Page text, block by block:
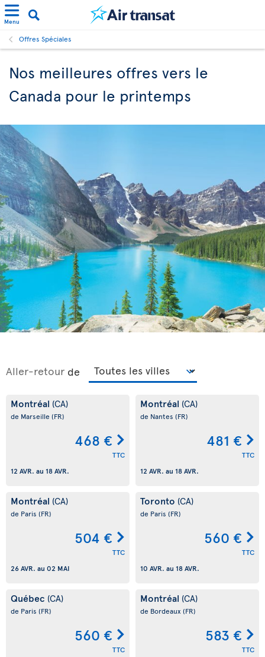
Menu
Offres Spéciales
Nos meilleures offres vers le
Canada pour le printemps
Aller-retour de
Montréal (CA)
de Marseille (FR)
468 €
TTC
12 AVR. au 18 AVR.
Montréal (CA)
de Nantes (FR)
481 €
TTC
12 AVR. au 18 AVR.
Montréal (CA)
de Paris (FR)
504 €
TTC
26 AVR. au 02 MAI
Toronto (CA)
de Paris (FR)
560 €
TTC
10 AVR. au 18 AVR.
Québec (CA)
de Paris (FR)
560 €
TTC
Montréal (CA)
de Bordeaux (FR)
583 €
TTC